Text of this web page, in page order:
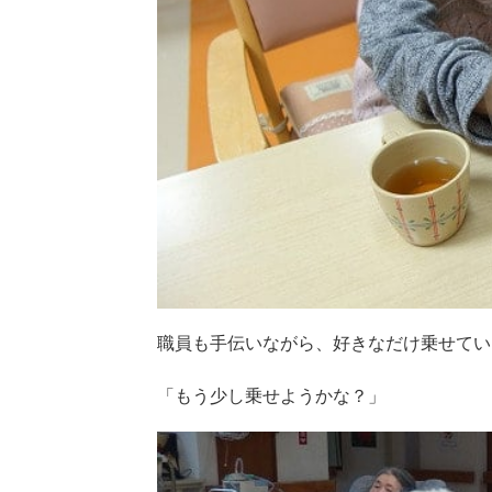
職員も手伝いながら、好きなだけ乗せて
「もう少し乗せようかな？」